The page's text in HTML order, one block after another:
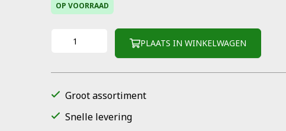
OP VOORRAAD
PLAATS IN WINKELWAGEN
Groot assortiment
Snelle levering